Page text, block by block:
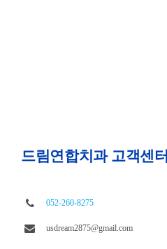
드림연합치과 고객센터
052-260-8275
usdream2875@gmail.com